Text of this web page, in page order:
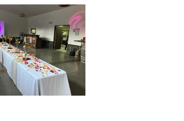
maipo
graduacione
s fiestas
eventos Sal
ón
Matrimonio
salon
matrimonio
boda
santiago
region
metro
´politana